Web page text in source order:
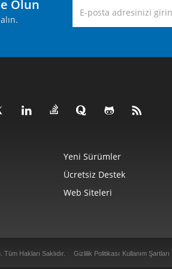
Olun
Yeni Sürümler
Ücretsiz Destek
Web Siteleri
Tüm Hakları Saklıdır. Gizlilik Politikası Kullanım Şartları